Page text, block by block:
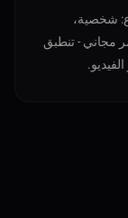
شخصية،
مجاني - تنطبق